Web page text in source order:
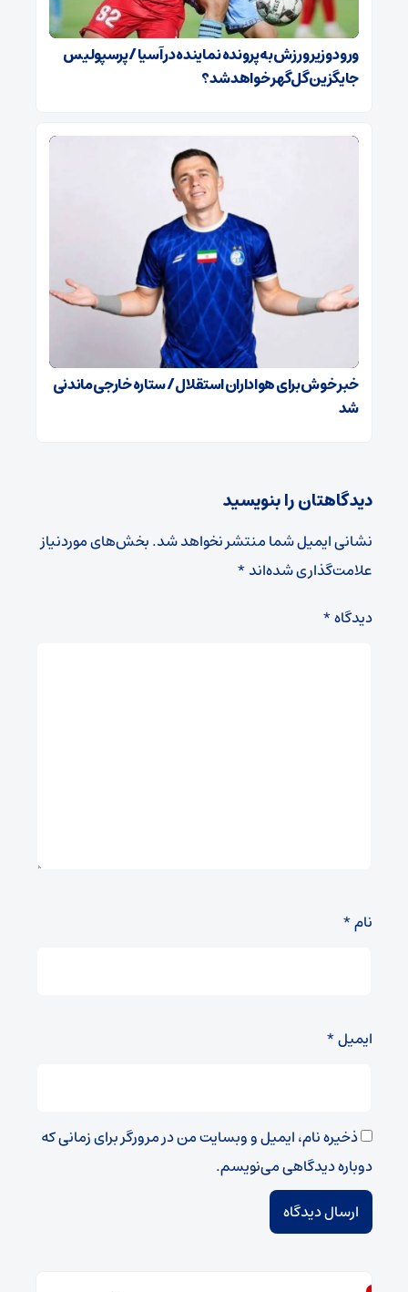
ورود وزیر ورزش به پرونده نماینده در آسیا / پرسپولیس
جایگزین گل‌گهر خواهد شد؟
خبر خوش برای هواداران استقلال / ستاره خارجی ماندنی
شد
دیدگاهتان را بنویسید
نشانی ایمیل شما منتشر نخواهد شد.بخش‌های موردنیاز
علامت‌گذاری شده‌اند*
دیدگاه*
نام*
ایمیل*
ذخیره نام، ایمیل و وبسایت من در مرورگر برای زمانی که
دوباره دیدگاهی می‌نویسم.